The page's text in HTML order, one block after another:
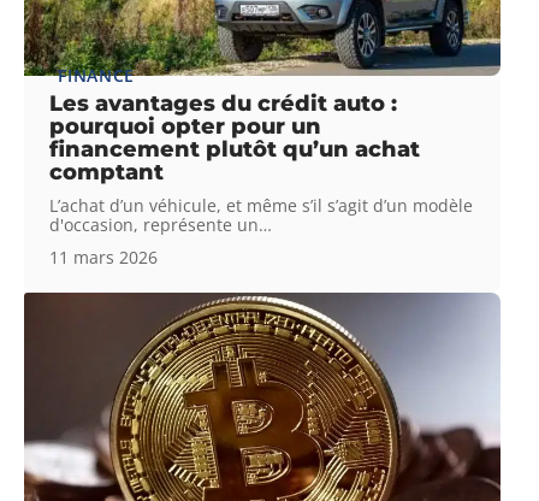
FINANCE
Les avantages du crédit auto :
pourquoi opter pour un
financement plutôt qu’un achat
comptant
L’achat d’un véhicule, et même s’il s’agit d’un modèle
d'occasion, représente un…
11 mars 2026